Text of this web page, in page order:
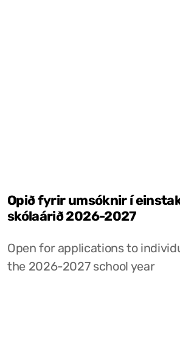
Opið fyrir umsóknir í
skólaárið 2026-2027
Open for applications to
the 2026-2027 school year